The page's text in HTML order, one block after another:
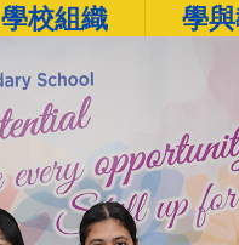
學校組織 學